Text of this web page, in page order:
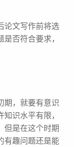
论文写作前将选
否符合要求，
期，就要有意识
识水平有限，
但是在这个时期
有趣问题还是能